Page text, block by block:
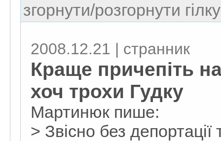
згорнути/розгорнути
2008.12.21 | странник
Краще причепіть
хоч трохи Гудку
Мартинюк пише:
> Звісно без депортації